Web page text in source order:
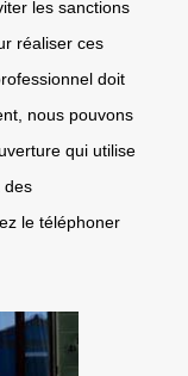
les sanctions
réaliser ces
doit
nous pouvons
qui utilise
des
le téléphoner